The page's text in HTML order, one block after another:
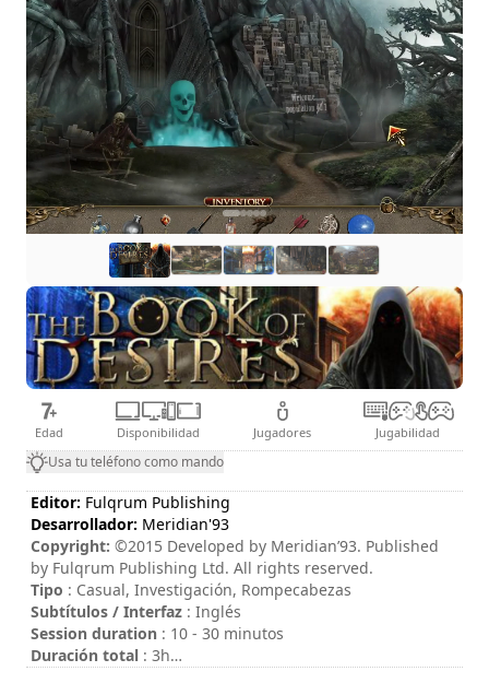
Edad Disponibilidad Jugadores Jugabilidad
Usa tu teléfono como mando
Editor: Fulqrum Publishing
Desarrollador: Meridian'93
Copyright: ©2015 Developed by Meridian’93. Published
by Fulqrum Publishing Ltd. All rights reserved.
Tipo : Casual, Investigación, Rompecabezas
Subtítulos / Interfaz : Inglés
Session duration : 10 - 30 minutos
Duración total : 3h